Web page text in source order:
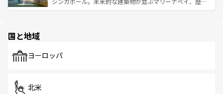
で、ホーカーズは地元の風情を楽しめる外せないスポット
国と地域
ヨーロッパ
北米